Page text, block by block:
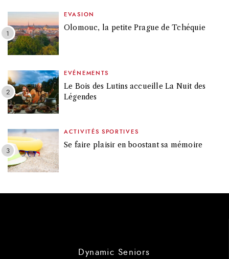
EVASION
Olomouc, la petite Prague de Tchéquie
EVÉNEMENTS
Le Bois des Lutins accueille La Nuit des
Légendes
ACTIVITÉS SPORTIVES
Se faire plaisir en boostant sa mémoire
Dynamic Seniors